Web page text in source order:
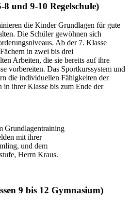
und 9-10 Regelschule)
die Kinder Grundlagen für gute
Die Schüler gewöhnen sich
Ab der 7. Klasse
in zwei bis drei
Arbeiten, die sie bereits auf ihre
vorbereiten. Das Sportkurssystem und
die individuellen Fähigkeiten der
ihrer Klasse bis zum Ende der
Grundlagentraining
mit ihrer
und dem
Herrn Kraus.
9 bis 12 Gymnasium)